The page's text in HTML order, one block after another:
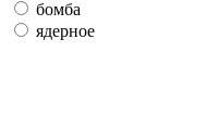
бомба
ядерное